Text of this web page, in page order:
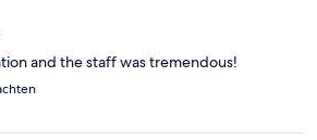
and the staff was tremendous!